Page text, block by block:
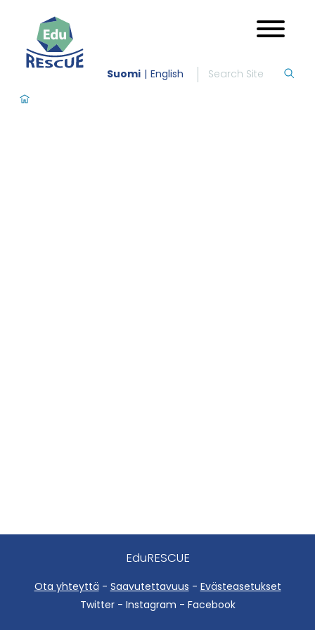
Suomi English
EduRESCUE
Ota yhteyttä - Saavutettavuus - Evästeasetukset
Twitter - Instagram - Facebook